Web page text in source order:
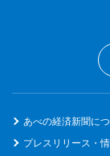
あべの経済新聞に
プレスリリース・